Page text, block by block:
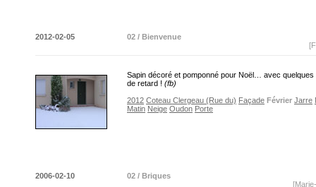
2012-02-05
02 / Bienvenue
Sapin décoré et pomponné pour Noël… avec quelques
de retard ! (fb)
2012 Coteau Clergeau (Rue du) Façade Février Jarre
Matin Neige Oudon Porte
2006-02-10
02 / Briques